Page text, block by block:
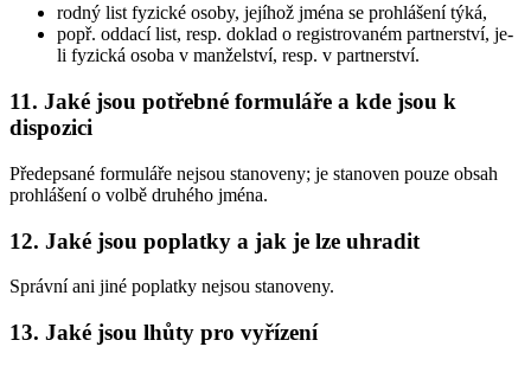
rodný list fyzické osoby, jejíhož jména se prohlášení týká,
popř. oddací list, resp. doklad o registrovaném partnerství, je-
li fyzická osoba v manželství, resp. v partnerství.
11. Jaké jsou potřebné formuláře a kde jsou k
dispozici
Předepsané formuláře nejsou stanoveny; je stanoven pouze obsah
prohlášení o volbě druhého jména.
12. Jaké jsou poplatky a jak je lze uhradit
Správní ani jiné poplatky nejsou stanoveny.
13. Jaké jsou lhůty pro vyřízení